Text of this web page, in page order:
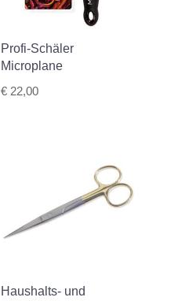
Profi-Schäler
Microplane
€ 22,00
Haushalts- und